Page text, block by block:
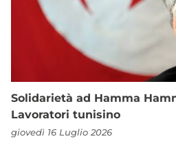
Solidarietà ad Hamma
Lavoratori tunisino
giovedì 16 Luglio 2026